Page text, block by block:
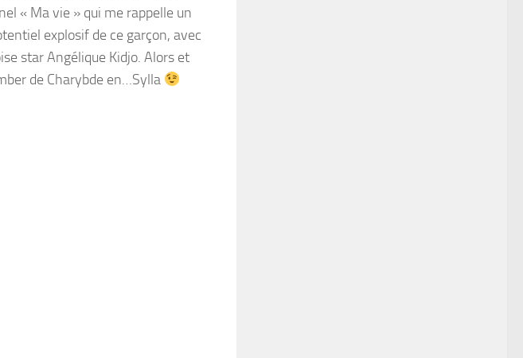
« Ma vie » qui me rappelle un
explosif de ce garçon, avec
star Angélique Kidjo. Alors et
de Charybde en…Sylla